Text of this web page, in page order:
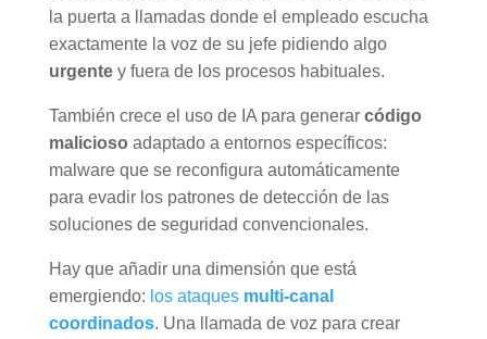
la puerta a llamadas donde el empleado escucha
exactamente la voz de su jefe pidiendo algo
urgentey fuera de los procesos habituales.
También crece el uso de IA para generar código
malicioso adaptado a entornos específicos:
malware que se reconfigura automáticamente
para evadir los patrones de detección de las
soluciones de seguridad convencionales.
Hay que añadir una dimensión que está
emergiendo: los ataques multi-canal
coordinados. Una llamada de voz para crear